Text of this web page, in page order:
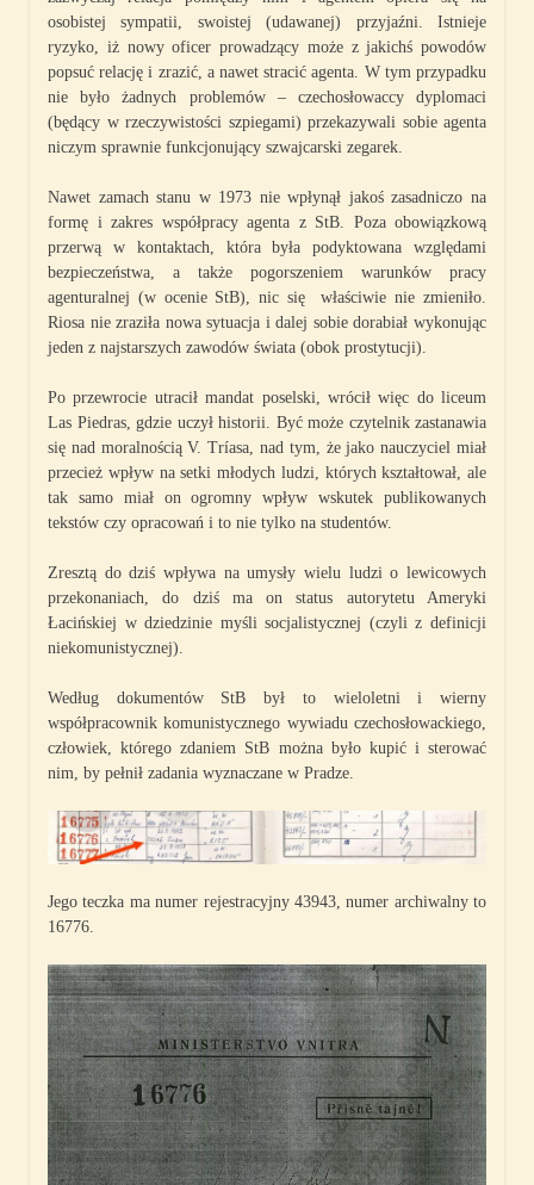
osobistej sympatii, swoistej (udawanej) przyjaźni. Istnieje
ryzyko, iż nowy oficer prowadzący może z jakichś powodów
popsuć relację i zrazić, a nawet stracić agenta. W tym przypadku
nie było żadnych problemów – czechosłowaccy dyplomaci
(będący w rzeczywistości szpiegami) przekazywali sobie agenta
niczym sprawnie funkcjonujący szwajcarski zegarek.
Nawet zamach stanu w 1973 nie wpłynął jakoś zasadniczo na
formę i zakres współpracy agenta z StB. Poza obowiązkową
przerwą w kontaktach, która była podyktowana względami
bezpieczeństwa, a także pogorszeniem warunków pracy
agenturalnej (w ocenie StB), nic się właściwie nie zmieniło.
Riosa nie zraziła nowa sytuacja i dalej sobie dorabiał wykonując
jeden z najstarszych zawodów świata (obok prostytucji).
Po przewrocie utracił mandat poselski, wrócił więc do liceum
Las Piedras, gdzie uczył historii. Być może czytelnik zastanawia
się nad moralnością V. Tríasa, nad tym, że jako nauczyciel miał
przecież wpływ na setki młodych ludzi, których kształtował, ale
tak samo miał on ogromny wpływ wskutek publikowanych
tekstów czy opracowań i to nie tylko na studentów.
Zresztą do dziś wpływa na umysły wielu ludzi o lewicowych
przekonaniach, do dziś ma on status autorytetu Ameryki
Łacińskiej w dziedzinie myśli socjalistycznej (czyli z definicji
niekomunistycznej).
Według dokumentów StB był to wieloletni i wierny
współpracownik komunistycznego wywiadu czechosłowackiego,
człowiek, którego zdaniem StB można było kupić i sterować
nim, by pełnił zadania wyznaczane w Pradze.
Jego teczka ma numer rejestracyjny 43943, numer archiwalny to
16776.